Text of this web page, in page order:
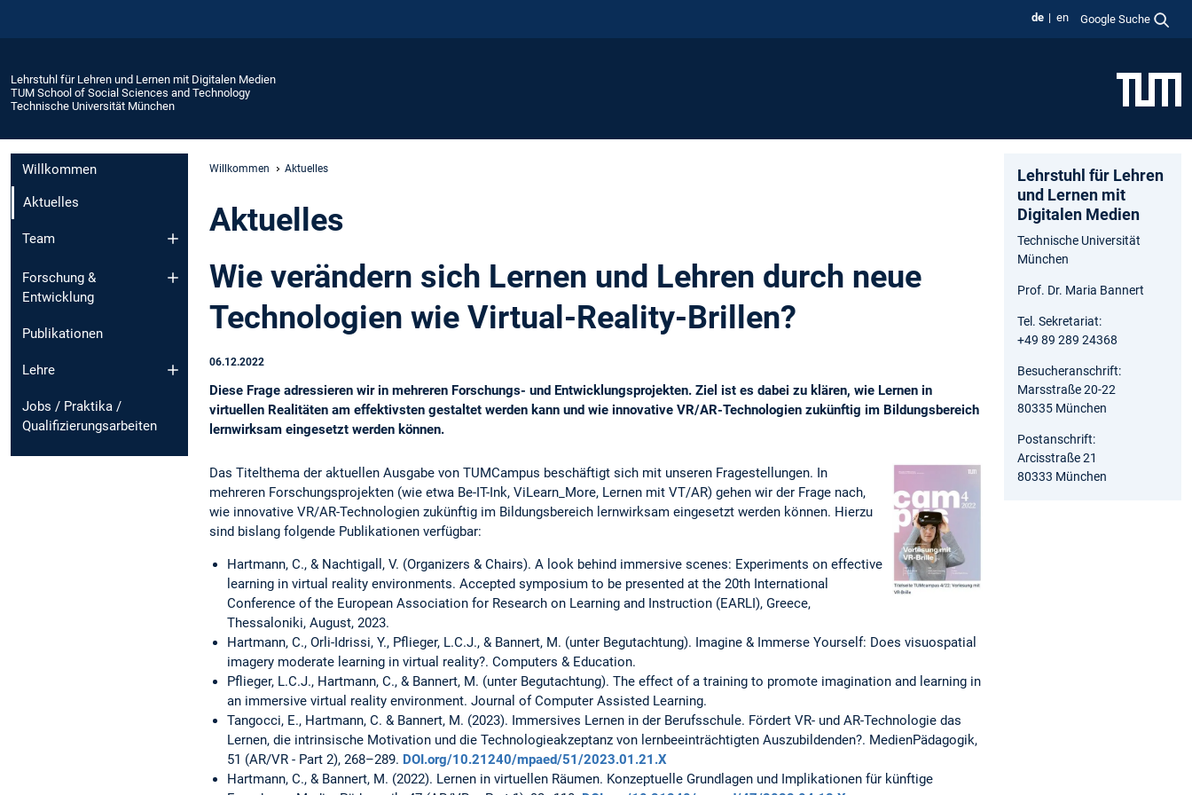
de en Google Suche
Lehrstuhl für Lehren und Lernen mit Digitalen Medien
TUM School of Social Sciences and Technology
Technische Universität München
Willkommen
Aktuelles
Team
Forschung &
Entwicklung
Publikationen
Lehre
Jobs / Praktika /
Qualifizierungsarbeiten
Willkommen Aktuelles
Aktuelles
Wie verändern sich Lernen und Lehren durch neue
Technologien wie Virtual-Reality-Brillen?
06.12.2022
Diese Frage adressieren wir in mehreren Forschungs- und Entwicklungsprojekten. Ziel ist es dabei zu klären, wie Lernen in
virtuellen Realitäten am effektivsten gestaltet werden kann und wie innovative VR/AR-Technologien zukünftig im Bildungsbereich
lernwirksam eingesetzt werden können.
Das Titelthema der aktuellen Ausgabe von TUMCampus beschäftigt sich mit unseren Fragestellungen. In
mehreren Forschungsprojekten (wie etwa Be-IT-Ink, ViLearn_More, Lernen mit VT/AR) gehen wir der Frage nach,
wie innovative VR/AR-Technologien zukünftig im Bildungsbereich lernwirksam eingesetzt werden können. Hierzu
sind bislang folgende Publikationen verfügbar:
Hartmann, C., & Nachtigall, V. (Organizers & Chairs). A look behind immersive scenes: Experiments on effective
learning in virtual reality environments. Accepted symposium to be presented at the 20th International
Conference of the European Association for Research on Learning and Instruction (EARLI), Greece,
Thessaloniki, August, 2023.
Hartmann, C., Orli-Idrissi, Y., Pflieger, L.C.J., & Bannert, M. (unter Begutachtung). Imagine & Immerse Yourself: Does visuospatial
imagery moderate learning in virtual reality?. Computers & Education.
Pflieger, L.C.J., Hartmann, C., & Bannert, M. (unter Begutachtung). The effect of a training to promote imagination and learning in
an immersive virtual reality environment. Journal of Computer Assisted Learning.
Tangocci, E., Hartmann, C. & Bannert, M. (2023). Immersives Lernen in der Berufsschule. Fördert VR- und AR-Technologie das
Lernen, die intrinsische Motivation und die Technologieakzeptanz von lernbeeinträchtigten Auszubildenden?. MedienPädagogik,
51 (AR/VR - Part 2), 268–289. DOI.org/10.21240/mpaed/51/2023.01.21.X
Hartmann, C., & Bannert, M. (2022). Lernen in virtuellen Räumen. Konzeptuelle Grundlagen und Implikationen für künftige
Lehrstuhl für Lehren
und Lernen mit
Digitalen Medien
Technische Universität
München
Prof. Dr. Maria Bannert
Tel. Sekretariat:
+49 89 289 24368
Besucheranschrift:
Marsstraße 20-22
80335 München
Postanschrift:
Arcisstraße 21
80333 München